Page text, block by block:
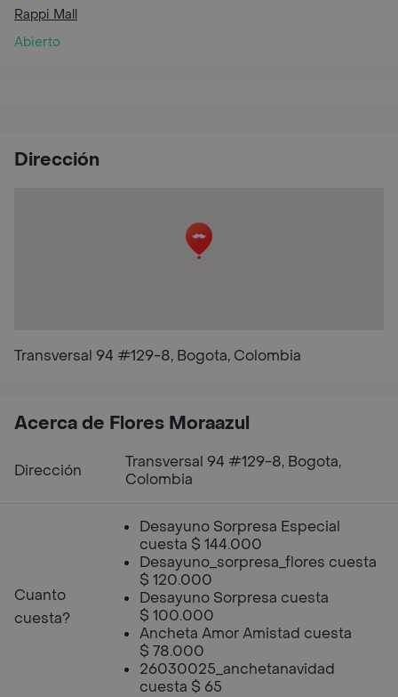
Rappi Mall
Abierto
Dirección
Transversal 94 #129-8, Bogota, Colombia
Acerca de Flores Moraazul
Dirección
Transversal 94 #129-8, Bogota,
Colombia
Cuanto
cuesta?
Desayuno Sorpresa Especial
cuesta $ 144.000
Desayuno_sorpresa_flores cuesta
$ 120.000
Desayuno Sorpresa cuesta
$ 100.000
Ancheta Amor Amistad cuesta
$ 78.000
26030025_anchetanavidad
cuesta $ 65